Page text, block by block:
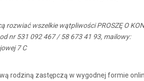
wszelkie wątpliwości PROSZĘ O
nr 531 092 467 / 58 673 41 93, mailowy:
7 C
rodziną zastępczą w wygodnej formie